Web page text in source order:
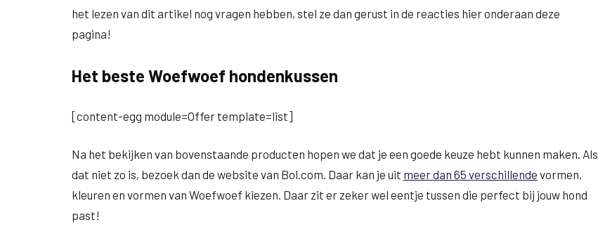
het lezen van dit artikel nog vragen hebben, stel ze dan gerust in de reacties hier onderaan deze
pagina!
Het beste Woefwoef hondenkussen
[content-egg module=Offer template=list]
Na het bekijken van bovenstaande producten hopen we dat je een goede keuze hebt kunnen maken. Als
dat niet zo is, bezoek dan de website van Bol.com. Daar kan je uit meer dan 65 verschillende vormen,
kleuren en vormen van Woefwoef kiezen. Daar zit er zeker wel eentje tussen die perfect bij jouw hond
past!